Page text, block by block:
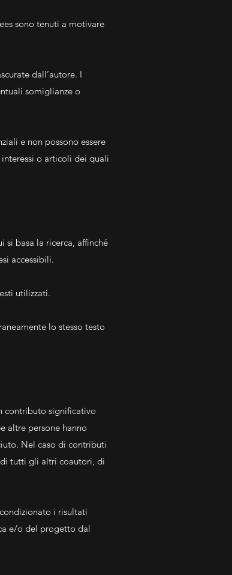
sono tenuti a motivare
dall’autore. I
somiglianze o
e non possono essere
o articoli dei quali
basa la ricerca, affinché
accessibili.
utilizzati.
lo stesso testo
contributo significativo
altre persone hanno
Nel caso di contributi
tutti gli altri coautori, di
i risultati
e/o del progetto dal